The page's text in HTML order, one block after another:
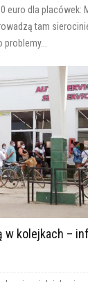
euro dla placówek:
tam
problemy...
w kolejkach –